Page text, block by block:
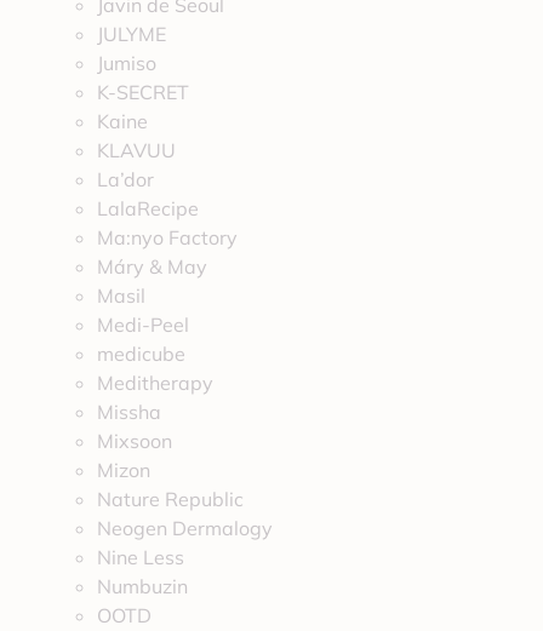
Javin de Seoul
JULYME
Jumiso
K-SECRET
Kaine
KLAVUU
La’dor
LalaRecipe
Ma:nyo Factory
Máry & May
Masil
Medi-Peel
medicube
Meditherapy
Missha
Mixsoon
Mizon
Nature Republic
Neogen Dermalogy
Nine Less
Numbuzin
OOTD